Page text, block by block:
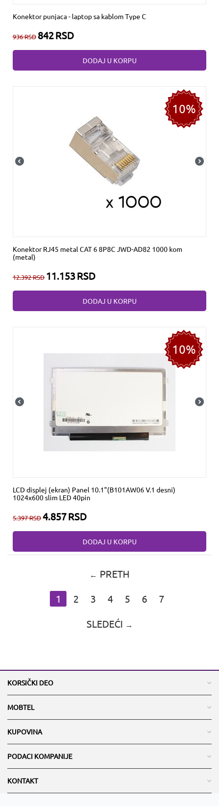
Konektor punjaca - laptop sa kablom Type C
936RSD 842RSD
DODAJ U KORPU
10%
Konektor RJ45 metal CAT 6 8P8C JWD-AD82 1000 kom
(metal)
12.392RSD 11.153RSD
DODAJ U KORPU
10%
LCD displej (ekran) Panel 10.1"(B101AW06 V.1 desni)
1024x600 slim LED 40pin
5.397RSD4.857RSD
DODAJ U KORPU
PRETH
1 2 3 4 5 6 7
SLEDEĆI
KORSIČKI DEO
MOBTEL
KUPOVINA
PODACI KOMPANIJE
KONTAKT